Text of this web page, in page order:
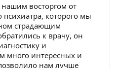
восторгом от
психиатра, которого мы
страдающим
к врачу, он
и
много интересных и
нам лучше